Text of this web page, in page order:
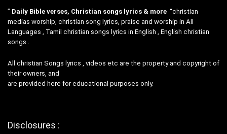
” Daily Bible verses, Christian songs lyrics & more “christian
medias worship, christian song lyrics, praise and worship in All
Languages , Tamil christian songs lyrics in English , English christian
songs .
All christian Songs lyrics , videos etc are the property and copyright of
their owners, and
are provided here for educational purposes only.
Disclosures :